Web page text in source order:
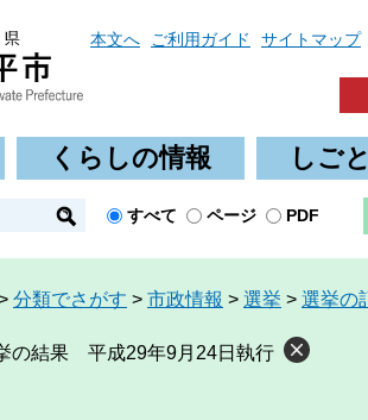
本文へ ご利用ガイド サイトマップ
くらしの情報 しご
すべて ページ PDF
分類でさがす > 市政情報 > 選挙 > 選挙の
の結果 平成29年9月24日執行